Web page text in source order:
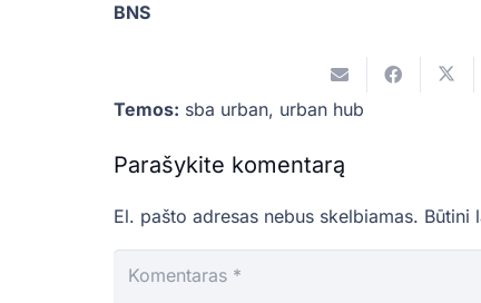
BNS
Temos: sba urban, urban hub
Parašykite komentarą
El. pašto adresas nebus skelbiamas. Būtini